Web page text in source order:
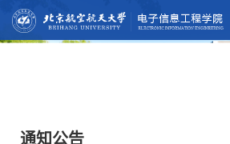
通知公告